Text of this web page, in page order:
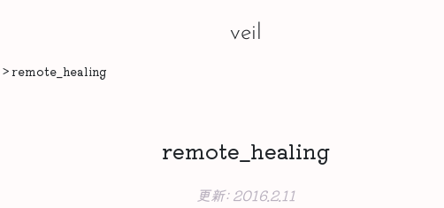
veil
>remote_healing
remote_healing
更新:2016.2.11